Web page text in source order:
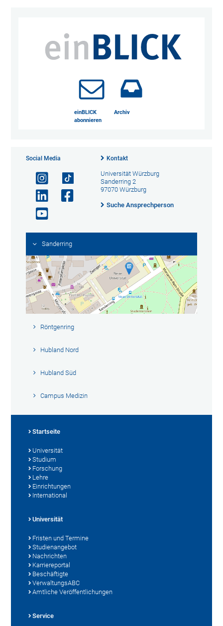
einBLICK
abonnieren
Archiv
Social Media Kontakt
Universität Würzburg
Sanderring 2
97070 Würzburg
Suche Ansprechperson
Sanderring
Röntgenring
Hubland Nord
Hubland Süd
Campus Medizin
Startseite
Universität
Studium
Forschung
Lehre
Einrichtungen
International
Universität
Fristen und Termine
Studienangebot
Nachrichten
Karriereportal
Beschäftigte
VerwaltungsABC
Amtliche Veröffentlichungen
Service